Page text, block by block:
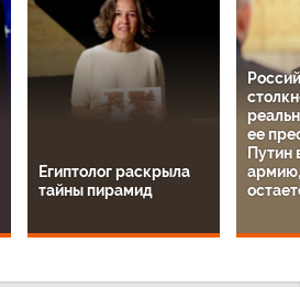
Египтолог раскрыла
тайны пирамид
ее
Путин